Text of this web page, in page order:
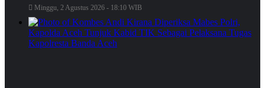
Minggu, 2 Agustus 2026 - 18:10 WIB